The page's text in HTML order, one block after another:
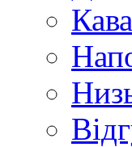
Кава